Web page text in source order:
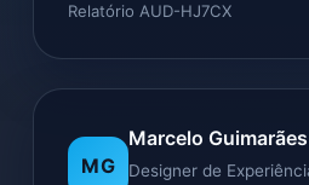
Relatório AUD-HJ7CX
MG
Marcelo Guimarães
Designer de